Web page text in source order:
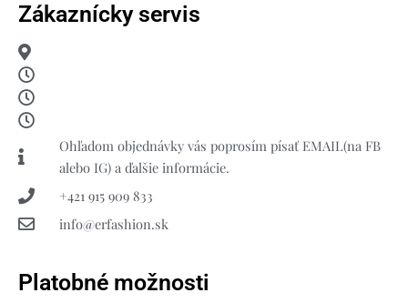
Zákaznícky servis
Ohľadom objednávky vás poprosím písať EMAIL(na FB
alebo IG) a ďalšie informácie.
+421 915 909 833
info@erfashion.sk
Platobné možnosti